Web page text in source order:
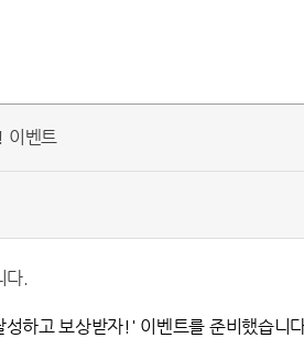
이벤트
다.
하고 보상받자!' 이벤트를 준비했습니